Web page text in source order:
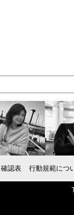
認表 行動規範につ